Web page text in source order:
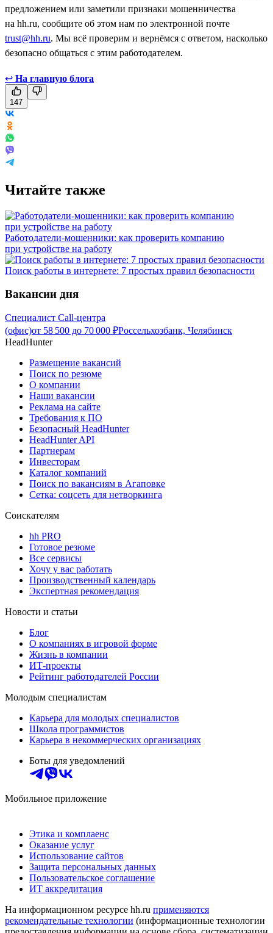
предложением или заметили признаки мошенничества
на hh.ru, сообщите об этом нам по электронной почте
trust@hh.ru. Мы всё проверим и вернёмся с ответом, насколько
безопасно общаться с этим работодателем.
↩ На главную блога
147
Читайте также
Работодатели-мошенники: как проверить компанию
при устройстве на работу
Поиск работы в интернете: 7 простых правил безопасности
Вакансии дня
Специалист Call-центра
(офис)от 58 500 до 70 000 ₽Россельхозбанк, Челябинск
HeadHunter
Размещение вакансий
Поиск по резюме
О компании
Наши вакансии
Реклама на сайте
Требования к ПО
Безопасный HeadHunter
HeadHunter API
Партнерам
Инвесторам
Каталог компаний
Поиск по вакансиям в Агаповке
Сетка: соцсеть для нетворкинга
Соискателям
hh PRO
Готовое резюме
Все сервисы
Хочу у вас работать
Производственный календарь
Экспертная рекомендация
Новости и статьи
Блог
О компаниях в игровой форме
Жизнь в компании
ИТ-проекты
Рейтинг работодателей России
Молодым специалистам
Карьера для молодых специалистов
Школа программистов
Карьера в некоммерческих организациях
Боты для уведомлений
Мобильное приложение
Этика и комплаенс
Оказание услуг
Использование сайтов
Защита персональных данных
Пользовательское соглашение
ИТ аккредитация
На информационном ресурсе hh.ru применяются
рекомендательные технологии (информационные технологии